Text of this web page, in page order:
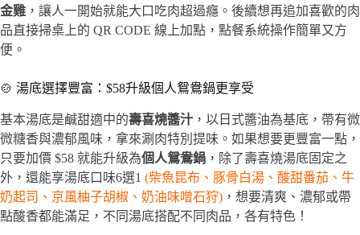
金雞 ，讓人一開始就能大口吃肉超過癮。後續想再追加喜歡的肉
品直接掃桌上的 QR CODE 線上加點，點餐系統操作簡單又方
便。
🍲 湯底選擇豐富：$58升級個人鴛鴦鍋更享受
基本湯底是鹹甜適中的壽喜燒醬汁 ，以日式醬油為基底，帶有微
微糖香與濃郁風味，拿來涮肉特別提味。如果想要更豐富一點，
只要加價 $58 就能升級為個人鴛鴦鍋 ，除了壽喜燒湯底固定之
外，還能享湯底口味6選1 (柴魚昆布、豚骨白湯、酸甜番茄、牛
奶起司、京風柚子胡椒、奶油味噌石狩) ，想要清爽、濃郁或帶
點酸香都能滿足，不同湯底搭配不同肉品，各有特色！